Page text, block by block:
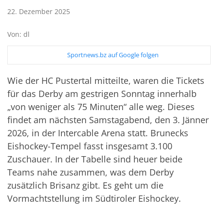
22. Dezember 2025
Von: dl
Sportnews.bz auf Google folgen
Wie der HC Pustertal mitteilte, waren die Tickets
für das Derby am gestrigen Sonntag innerhalb
„von weniger als 75 Minuten“ alle weg. Dieses
findet am nächsten Samstagabend, den 3. Jänner
2026, in der Intercable Arena statt. Brunecks
Eishockey-Tempel fasst insgesamt 3.100
Zuschauer. In der Tabelle sind heuer beide
Teams nahe zusammen, was dem Derby
zusätzlich Brisanz gibt. Es geht um die
Vormachtstellung im Südtiroler Eishockey.